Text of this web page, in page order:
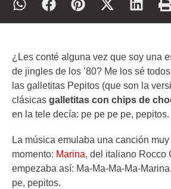
¿Les conté alguna vez que soy una
de jingles de los ’80? Me los sé
las galletitas Pepitos (que son la
clásicas galletitas con chips de
en la tele decía: pe pe pe pe, pepitos.
La música emulaba una canción
momento: Marina, del italiano Rocco
empezaba así: Ma-Ma-Ma-Ma-
pe, pepitos.